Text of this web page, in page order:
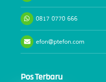
0817 0770 666
efon@ptefon.com
Pos Terbaru